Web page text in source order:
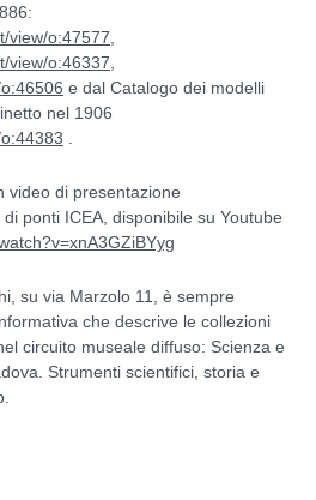
view/o:47577
view/o:46337
e dal Catalogo dei modelli
nel 1906
video di presentazione
ponti ICEA, disponibile su Youtube
su via Marzolo 11, è sempre
che descrive le collezioni
circuito museale diffuso: Scienza e
Strumenti scientifici, storia e